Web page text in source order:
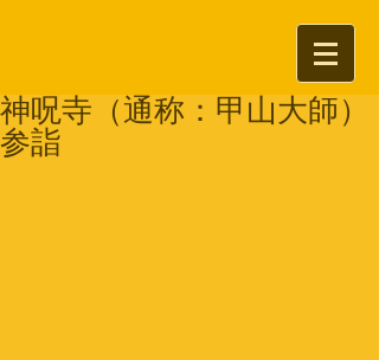
神呪寺（通称：甲山大師）
参詣